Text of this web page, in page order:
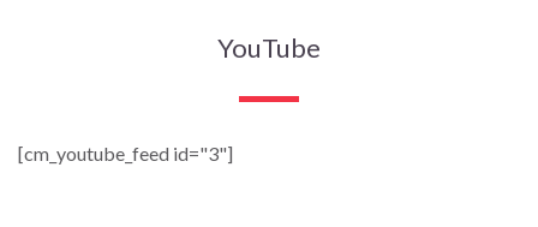
YouTube
[cm_youtube_feed id="3"]